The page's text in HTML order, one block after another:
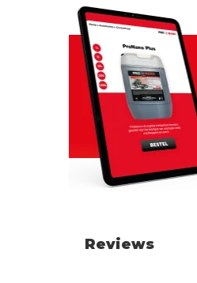
Reviews